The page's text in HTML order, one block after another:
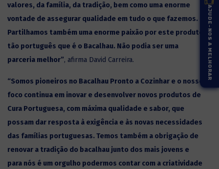
valores, da família, da tradição, bem como uma enorme
vontade de assegurar qualidade em tudo o que fazemos.
Partilhamos também uma enorme paixão por este produto
tão português que é o Bacalhau. Não podia ser uma
parceria melhor”, afirma David Carreira.
“Somos pioneiros no Bacalhau Pronto a Cozinhar e o nosso
foco continua em inovar e desenvolver novos produtos de
Cura Portuguesa, com máxima qualidade e sabor, que
possam dar resposta à exigência e às novas necessidades
das famílias portuguesas. Temos também a obrigação de
renovar a tradição do bacalhau junto dos mais jovens e
para nós é um orgulho podermos contar com a criatividade
AJUDE-NOS A MELHORAR